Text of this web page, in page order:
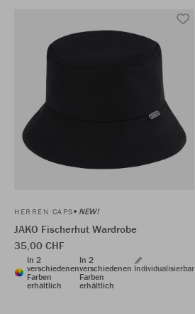
HERREN CAPS NEW!
JAKO Fischerhut Wardrobe
35,00 CHF
In 2
verschiedenen
Farben
erhältlich
In 2
verschiedenen
Farben
erhältlich
Individualisierbar